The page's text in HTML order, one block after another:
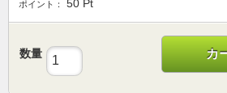
ポイント： 50 Pt
数量 カ